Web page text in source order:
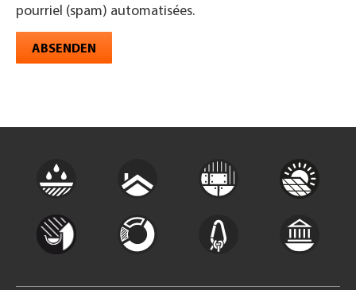
pourriel (spam) automatisées.
ABSENDEN